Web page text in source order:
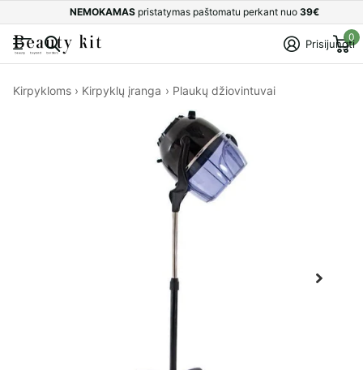
NEMOKAMAS pristatymas paštomatu perkant nuo 39€
Prisijungti
0
Kirpykloms › Kirpyklų įranga › Plaukų džiovintuvai